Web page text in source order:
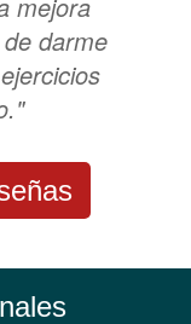
mejora
darme